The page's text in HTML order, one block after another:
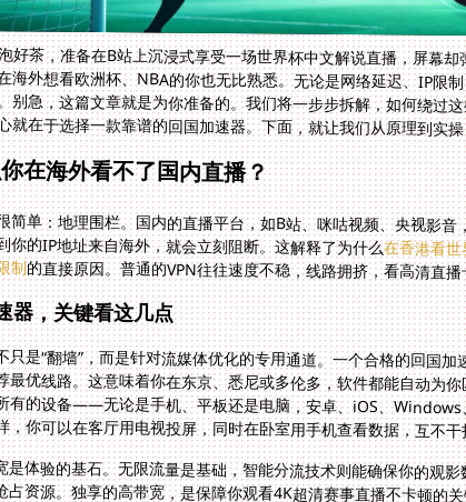
好茶，准备在B站上沉浸式享受一场世界杯中文解说直播，屏幕
海外想看欧洲杯、NBA的你也无比熟悉。无论是网络延迟、IP限
别急，这篇文章就是为你准备的。我们将一步步拆解，如何绕过
就在于选择一款靠谱的回国加速器。下面，就让我们从原理到实
在海外看不了国内直播？
简单：地理围栏。国内的直播平台，如B站、咪咕视频、央视影
你的IP地址来自海外，就会立刻阻断。这解释了为什么在香港看
制的直接原因。普通的VPN往往速度不稳，线路拥挤，看高清直
器，关键看这几点
只是“翻墙”，而是针对流媒体优化的专用通道。一个合格的回国
最优线路。这意味着你在东京、悉尼或多伦多，软件都能自动为
有的设备——无论是手机、平板还是电脑，安卓、iOS、Windows
，你可以在客厅用电视投屏，同时在卧室用手机查看数据，互不
是体验的基石。无限流量是基础，智能分流技术则能确保你的观
占资源。独享的高带宽，是保障你观看4K超清赛事直播不卡顿的关
避免使用公共节点带来的风险。当然，售后保障和技术团队响应速